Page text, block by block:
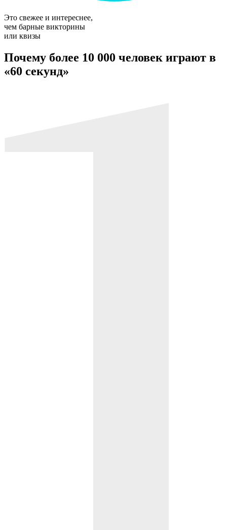
Это свежее и интереснее,
чем барные викторины
или квизы
Почему более 10 000 человек играют в
«60 секунд»